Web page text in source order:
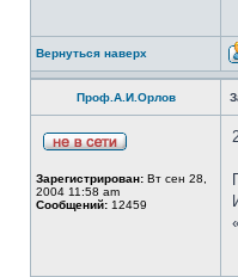
Вернуться наверх
Проф.А.И.Орлов
Зарегистрирован: Вт сен 28,
2004 11:58 am
Сообщений: 12459